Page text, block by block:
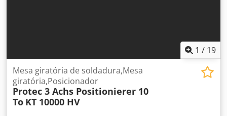
1 / 19
Mesa giratória de soldadura,Mesa
giratória,Posicionador
Protec 3 Achs Positionierer 10
To KT 10000 HV